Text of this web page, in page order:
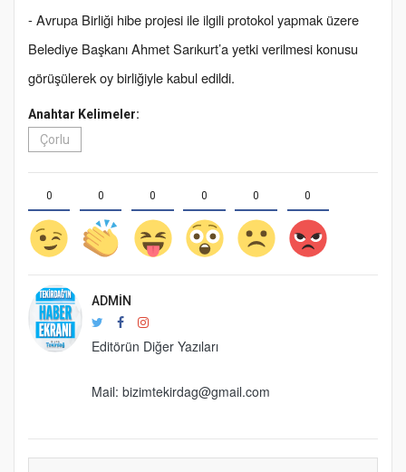
- Avrupa Birliği hibe projesi ile ilgili protokol yapmak üzere
Belediye Başkanı Ahmet Sarıkurt’a yetki verilmesi konusu
görüşülerek oy birliğiyle kabul edildi.
Anahtar Kelimeler:
Çorlu
0 0 0 0 0 0
ADMIN
Editörün Diğer Yazıları
Mail: bizimtekirdag@gmail.com